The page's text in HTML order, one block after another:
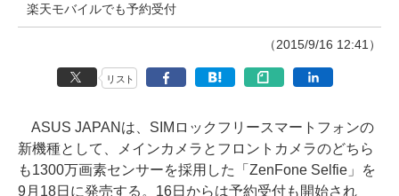
楽天モバイルでも予約受付
（2015/9/16 12:41）
リスト
ASUS JAPANは、SIMロックフリースマートフォンの
新機種として、メインカメラとフロントカメラのどちら
も1300万画素センサーを採用した「ZenFone Selfie」を
9月18日に発売する。16日からは予約受付も開始され